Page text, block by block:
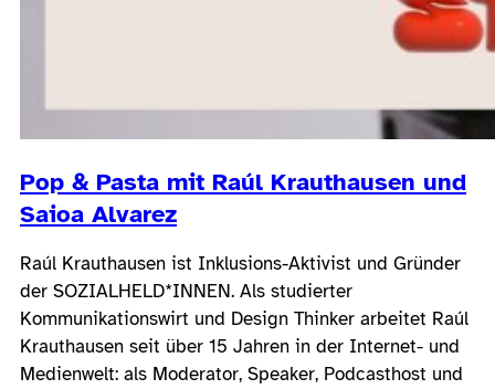
Pop & Pasta mit Raúl Krauthausen und
Saioa Alvarez
Raúl Krauthausen ist Inklusions-Aktivist und Gründer
der SOZIALHELD*INNEN. Als studierter
Kommunikationswirt und Design Thinker arbeitet Raúl
Krauthausen seit über 15 Jahren in der Internet- und
Medienwelt: als Moderator, Speaker, Podcasthost und